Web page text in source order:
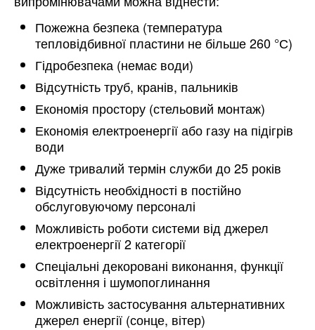
Пожежна безпека (температура
тепловідбивної пластини не більше 260 °С)
Гідробезпека (немає води)
Відсутність труб, кранів, пальників
Економія простору (стельовий монтаж)
Економія електроенергії або газу на підігрів
води
Дуже тривалий термін служби до 25 років
Відсутність необхідності в постійно
обслуговуючому персоналі
Можливість роботи системи від джерел
електроенергії 2 категорії
Спеціальні декоровані виконання, функції
освітлення і шумопоглинання
Можливість застосування альтернативних
джерел енергії (сонце, вітер)